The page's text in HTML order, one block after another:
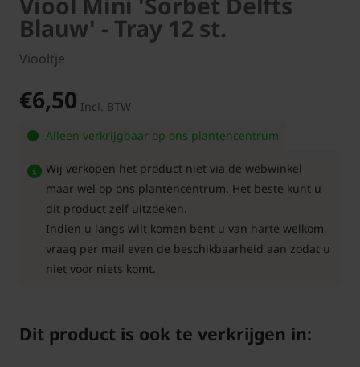
Blauw' - Tray 12 st.
Viooltje
€6,50 Incl. BTW
Alleen verkrijgbaar op ons plantencentrum
Wij verkopen het product niet via de webwinkel
maar wel op ons plantencentrum. Het beste kunt u
dit product zelf uitzoeken.
Indien u langs wilt komen bent u van harte welkom,
vraag per mail even de beschikbaarheid aan zodat u
niet voor niets komt.
Dit product is ook te verkrijgen in: